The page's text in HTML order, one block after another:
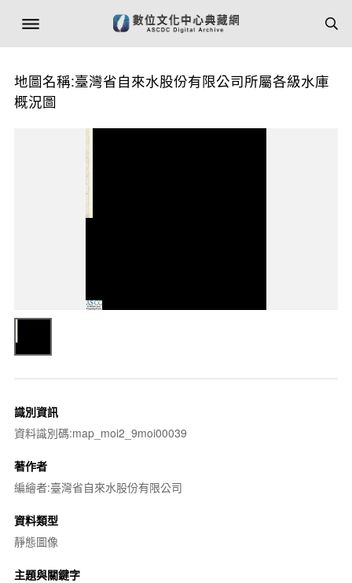
地圖名稱:臺灣省自來水股份有限公司所屬各級水庫
概況圖
識別資訊
資料識別碼:map_moi2_9moi00039
著作者
編繪者:臺灣省自來水股份有限公司
資料類型
靜態圖像
主題與關鍵字